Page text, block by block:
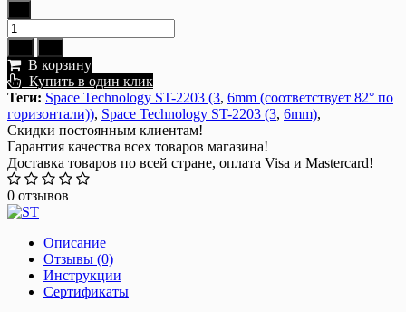
В корзину
Купить в один клик
Теги: Space Technology ST-2203 (3, 6mm (соответствует 82° по
горизонтали)), Space Technology ST-2203 (3, 6mm),
Скидки постоянным клиентам!
Гарантия качества всех товаров магазина!
Доставка товаров по всей стране, оплата Visa и Mastercard!
0 отзывов
Описание
Отзывы (0)
Инструкции
Сертификаты